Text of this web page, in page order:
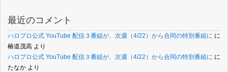
最近のコメント
ハロプロ公式 YouTube 配信３番組が、次週（4/22）から合同の特別番組に に
椿道茂高 より
ハロプロ公式 YouTube 配信３番組が、次週（4/22）から合同の特別番組に に
たなか より